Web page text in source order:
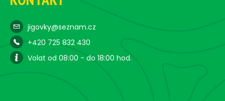
jigovky@seznam.cz
+420 725 832 430
Volat od 08:00 - do 18:00 hod.